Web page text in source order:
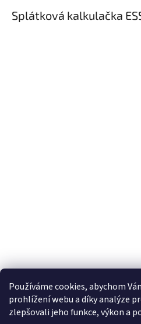
Používáme cookies, abychom
prohlížení webu a díky analýze
zlepšovali jeho funkce, výkon a
Splátková kalkulačka